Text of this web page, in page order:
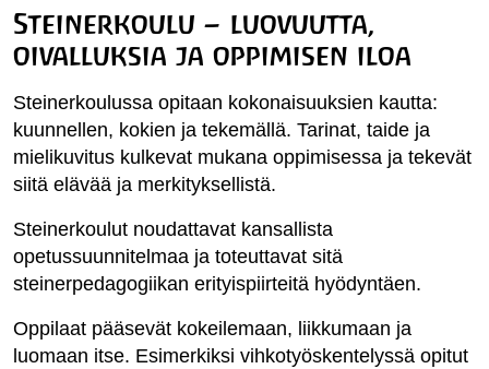
Steinerkoulu – luovuutta,
oivalluksia ja oppimisen iloa
Steinerkoulussa opitaan kokonaisuuksien kautta:
kuunnellen, kokien ja tekemällä. Tarinat, taide ja
mielikuvitus kulkevat mukana oppimisessa ja tekevät
siitä elävää ja merkityksellistä.
Steinerkoulut noudattavat kansallista
opetussuunnitelmaa ja toteuttavat sitä
steinerpedagogiikan erityispiirteitä hyödyntäen.
Oppilaat pääsevät kokeilemaan, liikkumaan ja
luomaan itse. Esimerkiksi vihkotyöskentelyssä opitut